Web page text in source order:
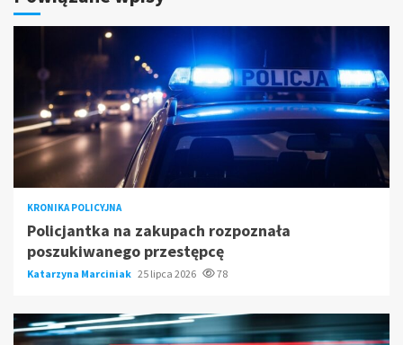
KRONIKA POLICYJNA
Policjantka na zakupach rozpoznała
poszukiwanego przestępcę
Katarzyna Marciniak 25 lipca 2026 78